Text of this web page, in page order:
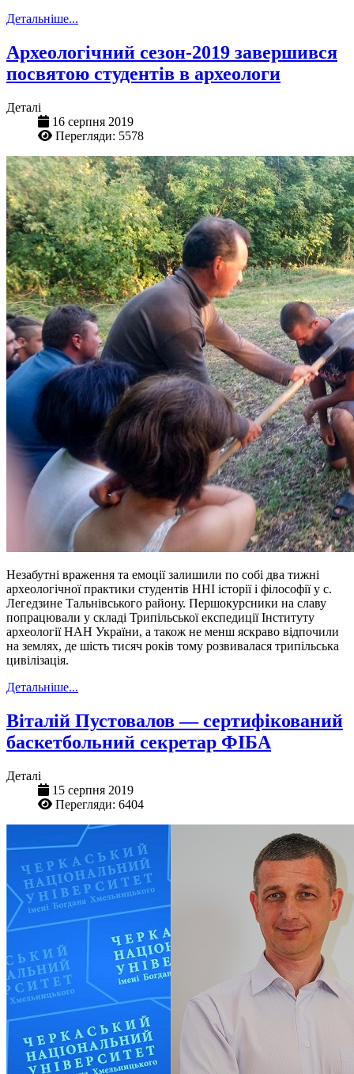
Детальніше...
Археологічний сезон-2019 завершився
посвятою студентів в археологи
Деталі
16 серпня 2019
Перегляди: 5578
Незабутні враження та емоції залишили по собі два тижні
археологічної практики студентів ННІ історії і філософії у с.
Легедзине Тальнівського району. Першокурсники на славу
попрацювали у складі Трипільської експедиції Інституту
археології НАН України, а також не менш яскраво відпочили
на землях, де шість тисяч років тому розвивалася трипільська
цивілізація.
Детальніше...
Віталій Пустовалов — сертифікований
баскетбольний секретар ФІБА
Деталі
15 серпня 2019
Перегляди: 6404